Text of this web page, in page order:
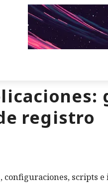
registro
scripts